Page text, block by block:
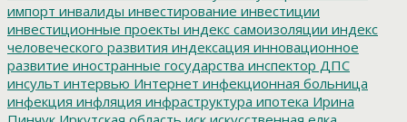
импорт инвалиды инвестирование инвестиции
инвестиционные проекты индекс самоизоляции индекс
человеческого развития индексация инновационное
развитие иностранные государства инспектор ДПС
инсульт интервью Интернет инфекционная больница
инфекция инфляция инфраструктура ипотека Ирина